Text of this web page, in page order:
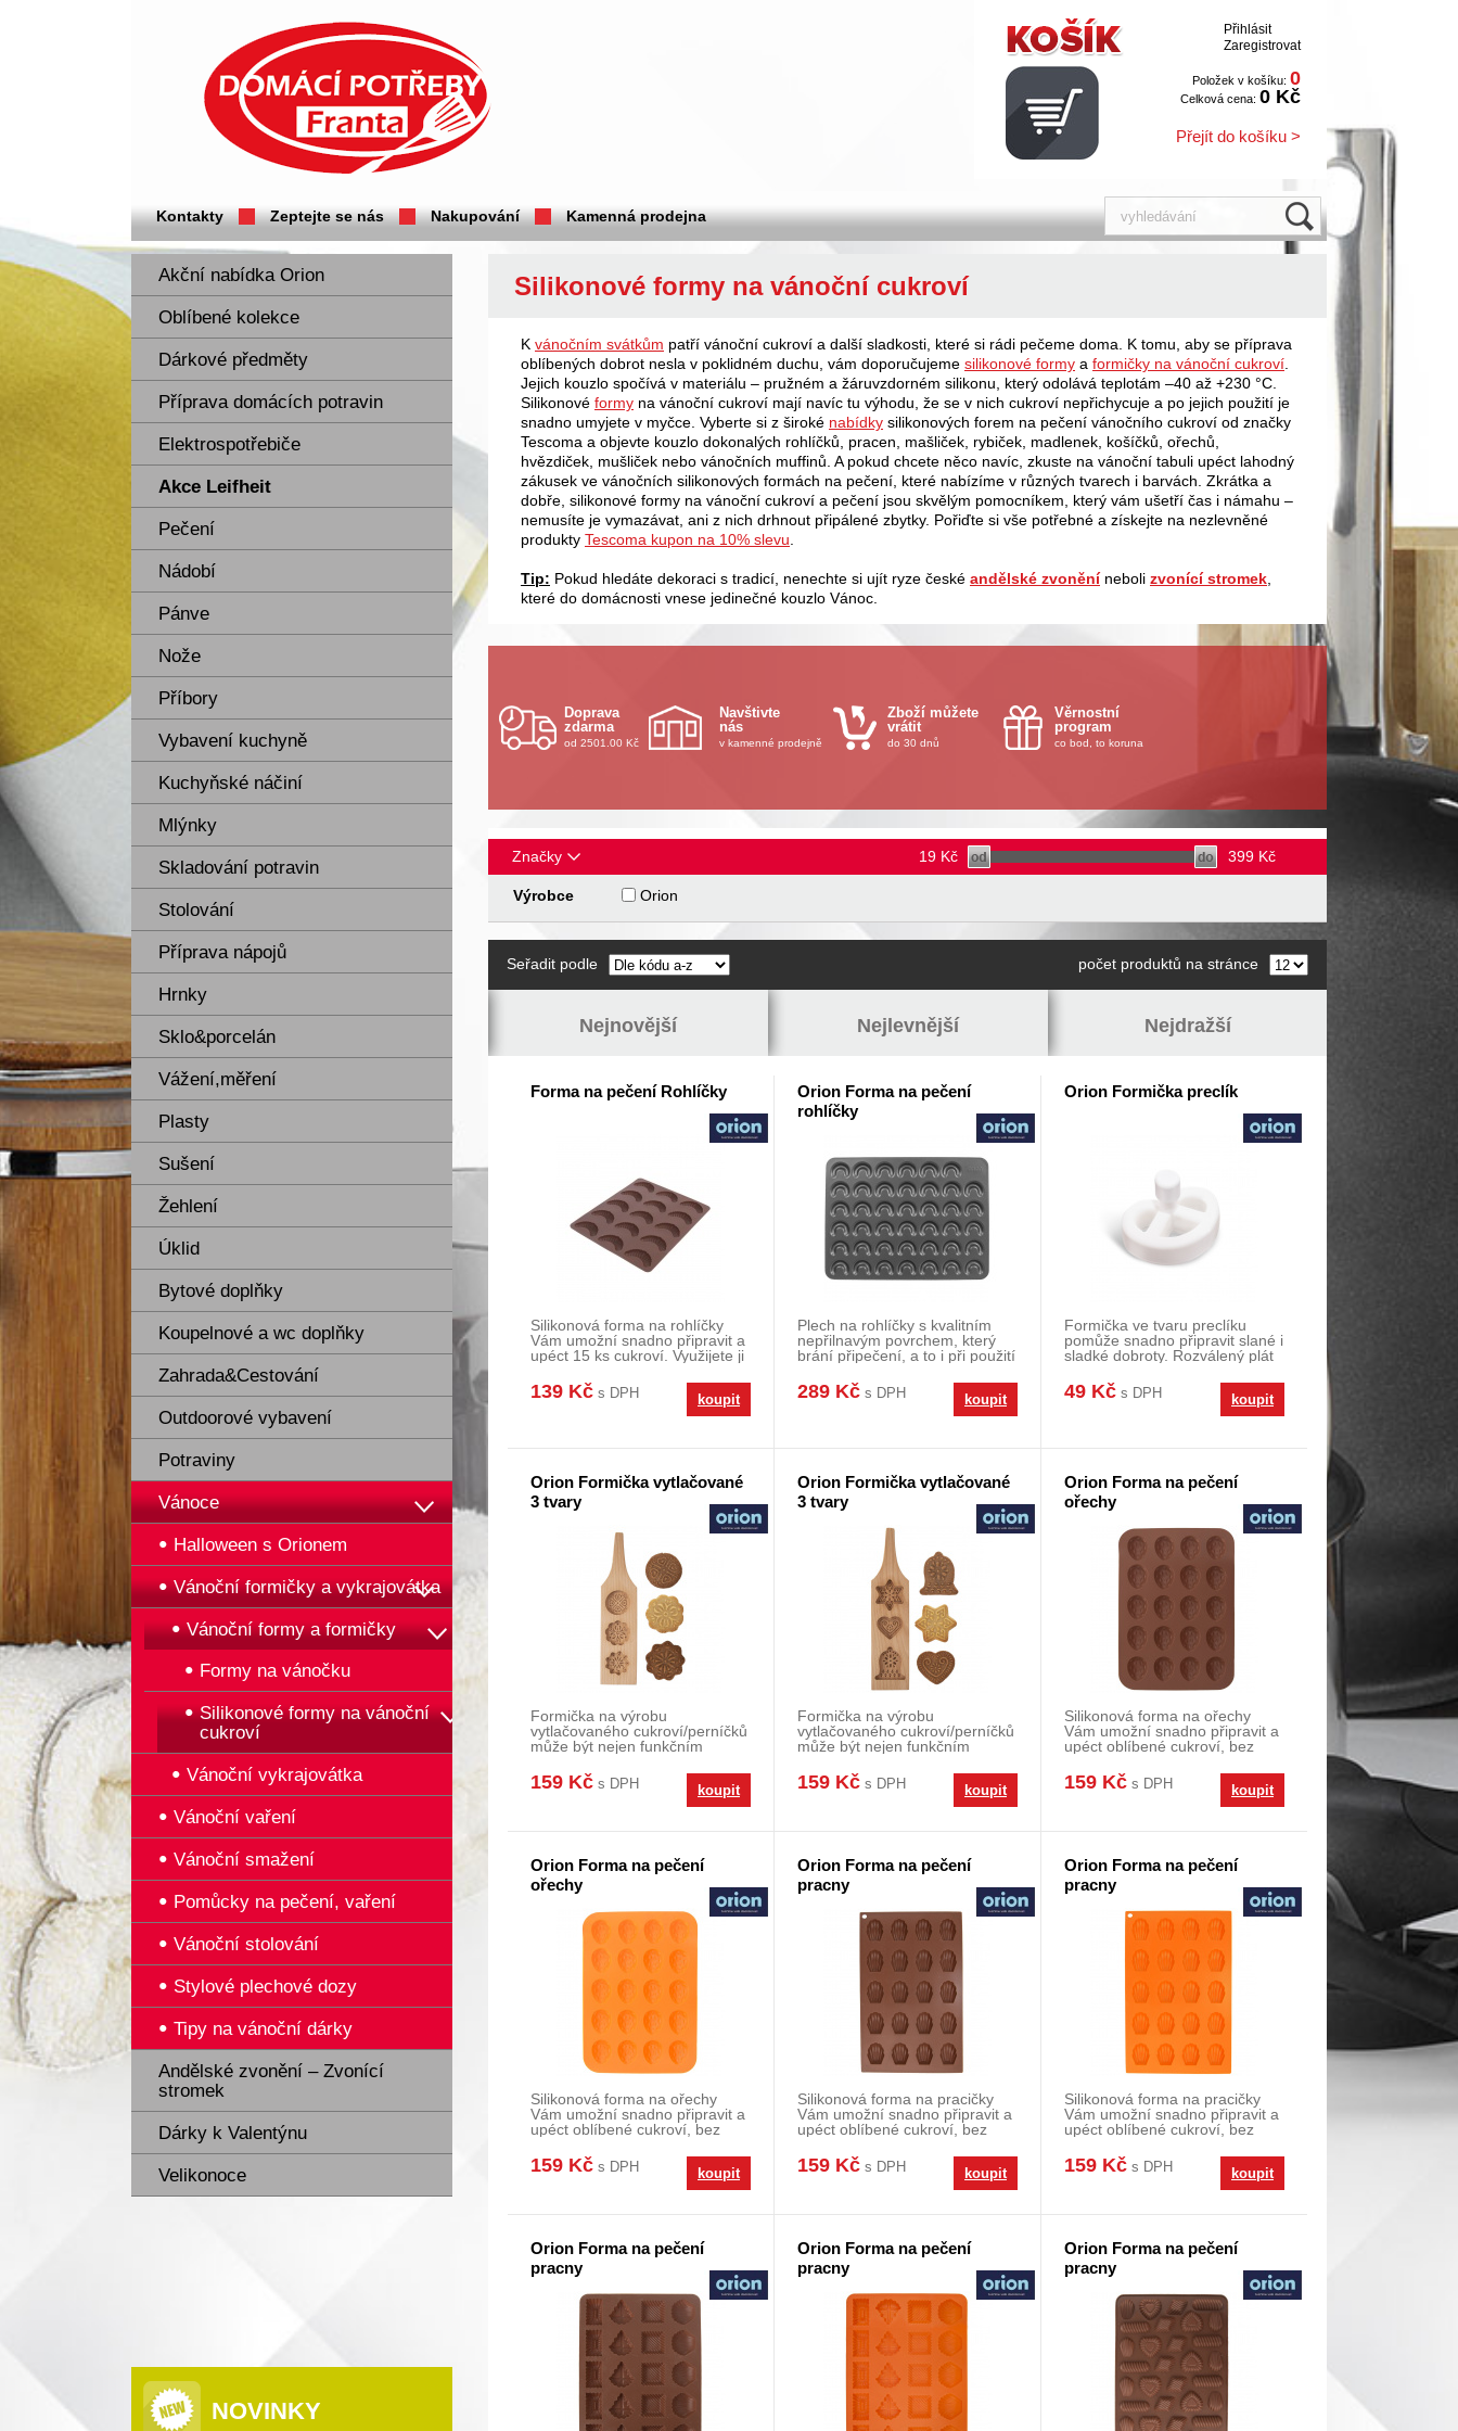
Přihlásit
Zaregistrovat
Položek v košíku: 0
Celková cena: 0 Kč
Přejít do košíku >
Kontakty Zeptejte se nás Nakupování Kamenná prodejna
Akční nabídka Orion
Oblíbené kolekce
Dárkové předměty
Příprava domácích potravin
Elektrospotřebiče
Akce Leifheit
Pečení
Nádobí
Pánve
Nože
Příbory
Vybavení kuchyně
Kuchyňské náčiní
Mlýnky
Skladování potravin
Stolování
Příprava nápojů
Hrnky
Sklo&porcelán
Vážení,měření
Plasty
Sušení
Žehlení
Úklid
Bytové doplňky
Koupelnové a wc doplňky
Zahrada&Cestování
Outdoorové vybavení
Potraviny
Vánoce
Halloween s Orionem
Vánoční formičky a vykrajovátka
Vánoční formy a formičky
Formy na vánočku
Silikonové formy na vánoční
cukroví
Vánoční vykrajovátka
Vánoční vaření
Vánoční smažení
Pomůcky na pečení, vaření
Vánoční stolování
Stylové plechové dozy
Tipy na vánoční dárky
Andělské zvonění – Zvonící
stromek
Dárky k Valentýnu
Velikonoce
NOVINKY
Silikonové formy na vánoční cukroví
K vánočním svátkům patří vánoční cukroví a další sladkosti, které si rádi pečeme doma. K tomu, aby se příprava
oblíbených dobrot nesla v poklidném duchu, vám doporučujeme silikonové formy a formičky na vánoční cukroví
Jejich kouzlo spočívá v materiálu – pružném a žáruvzdorném silikonu, který odolává teplotám –40 až +230 °C.
Silikonové formy na vánoční cukroví mají navíc tu výhodu, že se v nich cukroví nepřichycuje a po jejich použití je
snadno umyjete v myčce. Vyberte si z široké nabídky silikonových forem na pečení vánočního cukroví od značky
Tescoma a objevte kouzlo dokonalých rohlíčků, pracen, mašliček, rybiček, madlenek, košíčků, ořechů,
hvězdiček, mušliček nebo vánočních muffinů. A pokud chcete něco navíc, zkuste na vánoční tabuli upéct lahodný
zákusek ve vánočních silikonových formách na pečení, které nabízíme v různých tvarech i barvách. Zkrátka a
dobře, silikonové formy na vánoční cukroví a pečení jsou skvělým pomocníkem, který vám ušetří čas i námahu –
nemusíte je vymazávat, ani z nich drhnout připálené zbytky. Pořiďte si vše potřebné a získejte na nezlevněné
produkty Tescoma kupon na 10% slevu
Tip: Pokud hledáte dekoraci s tradicí, nenechte si ujít ryze české andělské zvoněníneboli zvonící stromek
které do domácnosti vnese jedinečné kouzlo Vánoc.
Doprava
zdarma
od 2501.00 Kč
Navštivte
nás
v kamenné prodejně
Zboží můžete
vrátit
do 30 dnů
Věrnostní
program
co bod, to koruna
19 Kč 399 Kč
Značky
Výrobce Orion
Seřadit podle počet produktů na stránce
Nejnovější Nejlevnější Nejdražší
Forma na pečení Rohlíčky
Silikonová forma na rohlíčky
Vám umožní snadno připravit a
upéct 15 ks cukroví. Využijete ji
139 Kč s DPH koupit
Orion Forma na pečení
rohlíčky
Plech na rohlíčky s kvalitním
nepřilnavým povrchem, který
brání připečení, a to i při použití
289 Kč s DPH koupit
Orion Formička preclík
Formička ve tvaru preclíku
pomůže snadno připravit slané i
sladké dobroty. Rozválený plát
49 Kč s DPH koupit
Orion Formička vytlačované
3 tvary
Formička na výrobu
vytlačovaného cukroví/perníčků
může být nejen funkčním
159 Kč s DPH koupit
Orion Formička vytlačované
3 tvary
Formička na výrobu
vytlačovaného cukroví/perníčků
může být nejen funkčním
159 Kč s DPH koupit
Orion Forma na pečení
ořechy
Silikonová forma na ořechy
Vám umožní snadno připravit a
upéct oblíbené cukroví, bez
159 Kč s DPH koupit
Orion Forma na pečení
ořechy
Silikonová forma na ořechy
Vám umožní snadno připravit a
upéct oblíbené cukroví, bez
159 Kč s DPH koupit
Orion Forma na pečení
pracny
Silikonová forma na pracičky
Vám umožní snadno připravit a
upéct oblíbené cukroví, bez
159 Kč s DPH koupit
Orion Forma na pečení
pracny
Silikonová forma na pracičky
Vám umožní snadno připravit a
upéct oblíbené cukroví, bez
159 Kč s DPH koupit
Orion Forma na pečení
pracny
Orion Forma na pečení
pracny
Orion Forma na pečení
pracny